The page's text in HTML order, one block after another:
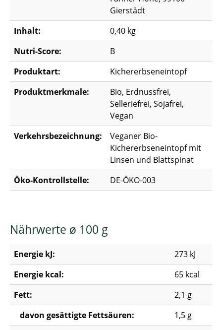
Gierstädt
Inhalt:
0,40 kg
Nutri-Score:
B
Produktart:
Kichererbseneintopf
Produktmerkmale:
Bio, Erdnussfrei,
Selleriefrei, Sojafrei,
Vegan
Verkehrsbezeichnung:
Veganer Bio-
Kichererbseneintopf mit
Linsen und Blattspinat
Öko-Kontrollstelle:
DE-ÖKO-003
Nährwerte ø 100 g
Energie kJ:
273 kJ
Energie kcal:
65 kcal
Fett:
2,1 g
davon gesättigte Fettsäuren:
1,5 g